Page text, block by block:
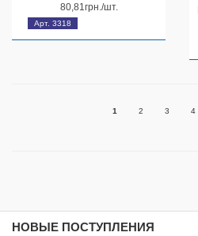
Арт. 3318
80,81грн./шт.
1 2 3 4
НОВЫЕ ПОСТУПЛЕНИЯ